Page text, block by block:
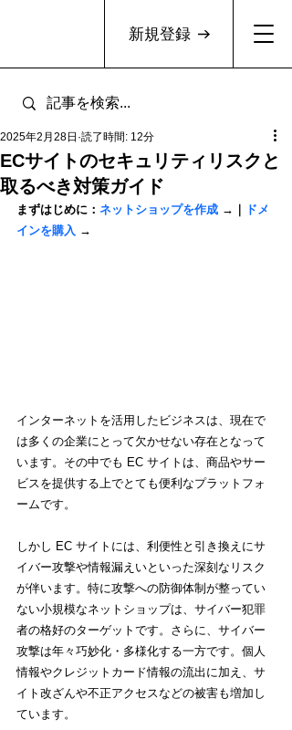
新規登録
ECサイトのセキュリティリスクと
取るべき対策ガイド
2025年2月28日 読了時間: 12分
まずはじめに： ネットショップを作成 →｜
ドメ
インを購入 →
インターネットを活用したビジネスは、現在で
は多くの企業にとって欠かせない存在となって
います。その中でも EC サイトは、商品やサー
ビスを提供する上でとても便利なプラットフォ
ームです。
しかし EC サイトには、利便性と引き換えにサ
イバー攻撃や情報漏えいといった深刻なリスク
が伴います。特に攻撃への防御体制が整ってい
ない小規模なネットショップは、サイバー犯罪
者の格好のターゲットです。さらに、サイバー
攻撃は年々巧妙化・多様化する一方です。個人
情報やクレジットカード情報の流出に加え、サ
イト改ざんや不正アクセスなどの被害も増加し
ています。